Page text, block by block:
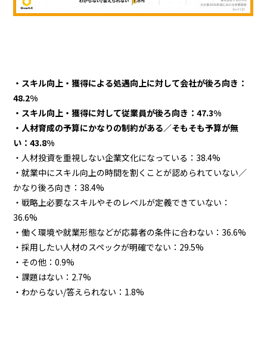
・スキル向上・獲得による処遇向上に対して会社が後ろ向き：
48.2%
・スキル向上・獲得に対して従業員が後ろ向き：47.3%
・人材育成の予算にかなりの制約がある／そもそも予算が無
い：43.8%
・人材投資を重視しない企業文化になっている：38.4%
・就業中にスキル向上の時間を割くことが認められていない／
かなり後ろ向き：38.4%
・戦略上必要なスキルやそのレベルが定義できていない：
36.6%
・働く環境や就業形態などが応募者の条件に合わない：36.6%
・採用したい人材のスペックが明確でない：29.5%
・その他：0.9%
・課題はない：2.7%
・わからない/答えられない：1.8%